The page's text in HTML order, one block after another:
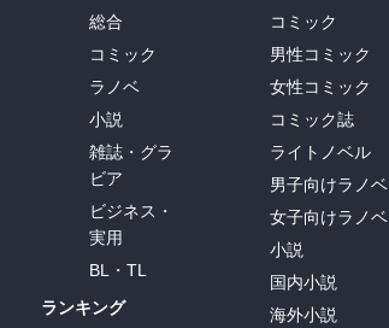
総合
コミック
ラノベ
小説
雑誌・グラ
ビア
ビジネス・
実用
BL・TL
ランキング
コミック
男性コミック
女性コミック
コミック誌
ライトノベル
男子向けラノベ
女子向けラノベ
小説
国内小説
海外小説